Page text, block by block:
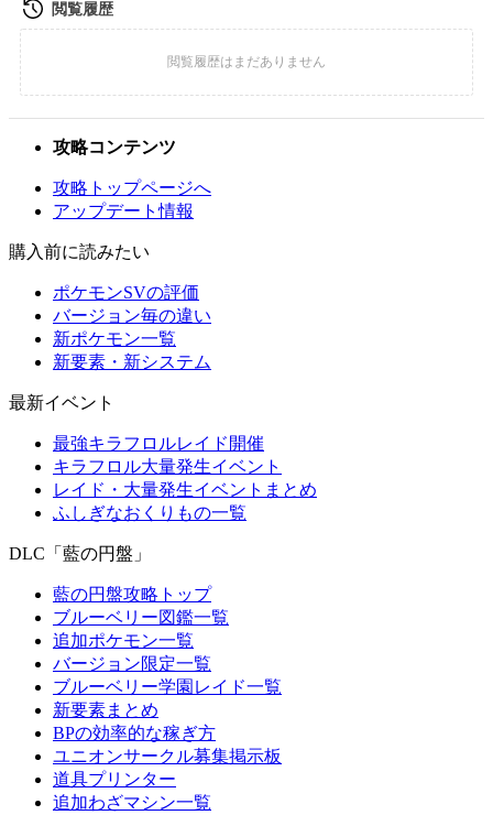
攻略コンテンツ
攻略トップページへ
アップデート情報
購入前に読みたい
ポケモンSVの評価
バージョン毎の違い
新ポケモン一覧
新要素・新システム
最新イベント
最強キラフロルレイド開催
キラフロル大量発生イベント
レイド・大量発生イベントまとめ
ふしぎなおくりもの一覧
DLC「藍の円盤」
藍の円盤攻略トップ
ブルーベリー図鑑一覧
追加ポケモン一覧
バージョン限定一覧
ブルーベリー学園レイド一覧
新要素まとめ
BPの効率的な稼ぎ方
ユニオンサークル募集掲示板
道具プリンター
追加わざマシン一覧